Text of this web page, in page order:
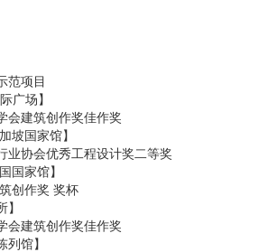
范项目
广场】
会建筑创作奖佳作奖
坡国家馆】
业协会优秀工程设计奖二等奖
国家馆】
创作奖 奖杯
会建筑创作奖佳作奖
列馆】